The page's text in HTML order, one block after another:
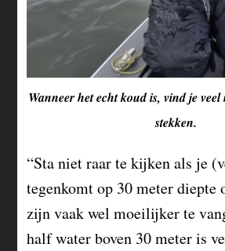
Wanneer het echt koud is, vind je veel
stekken.
“Sta niet raar te kijken als je
tegenkomt op 30 meter diepte
zijn vaak wel moeilijker te
half water boven 30 meter is